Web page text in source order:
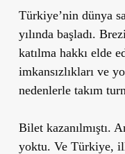
Türkiye’nin dünya
yılında başladı.
katılma hakkı elde
imkansızlıkları ve
nedenlerle takım
Bilet kazanılmıştı.
yoktu. Ve Türkiye,